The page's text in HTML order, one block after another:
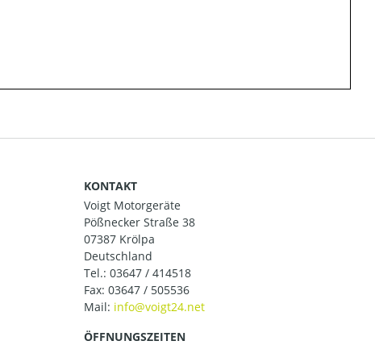
KONTAKT
Voigt Motorgeräte
Pößnecker Straße 38
07387 Krölpa
Deutschland
Tel.: 03647 / 414518
Fax: 03647 / 505536
Mail:
ÖFFNUNGSZEITEN